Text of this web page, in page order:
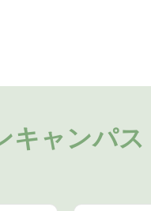
キャンパス